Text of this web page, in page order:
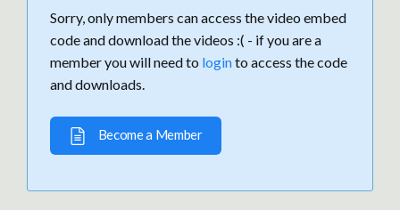
Sorry, only members can access the video embed
code and download the videos :( - if you are a
member you will need to loginto access the code
and downloads.
Become a Member